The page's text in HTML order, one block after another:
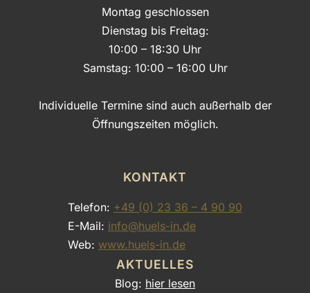
Montag geschlossen
Dienstag bis Freitag:
10:00 – 18:30 Uhr
Samstag: 10:00 – 16:00 Uhr
Individuelle Termine sind auch außerhalb der
Öffnungszeiten möglich.
KONTAKT
Telefon: +49 (0) 23 36 – 4 90 90
E-Mail: info@huels-in.de
Web: www.huels-in.de
AKTUELLES
Blog: hier lesen